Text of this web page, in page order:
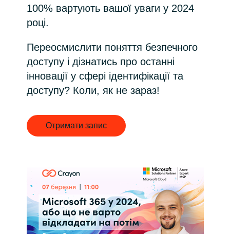
Finland
Hungary
India
Kingdom of Saudi Arabia
Kuwait
Команда Crayon
100% вартують вашої уваги у 2024
році.
Переосмислити поняття безпечного
доступу і дізнатись про останні
інновації у сфері ідентифікації та
доступу? Коли, як не зараз!
Отримати запис